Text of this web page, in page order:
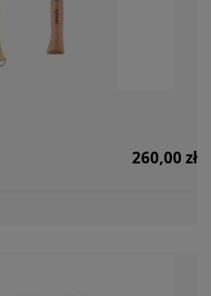
260,00 zł